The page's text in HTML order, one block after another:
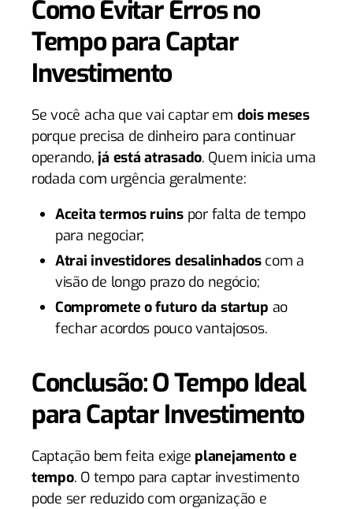
Como Evitar Erros no
Tempo para Captar
Investimento
Se você acha que vai captar em dois meses
porque precisa de dinheiro para continuar
operando, já está atrasado. Quem inicia uma
rodada com urgência geralmente:
Aceita termos ruinspor falta de tempo
para negociar;
Atrai investidores desalinhadoscom a
visão de longo prazo do negócio;
Compromete o futuro da startup ao
fechar acordos pouco vantajosos.
Conclusão: O Tempo Ideal
para Captar Investimento
Captação bem feita exige planejamento e
tempo. O tempo para captar investimento
pode ser reduzido com organização e